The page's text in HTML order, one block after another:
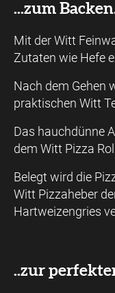
...zum
Mit der Witt
Zutaten wie Hefe
Nach dem Gehen
praktischen Witt
Das hauchdünne
dem Witt Pizza
Belegt wird die
Witt Pizzaheber
Hartweizengries
..zur